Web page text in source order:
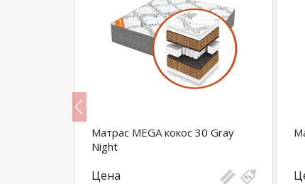
Матрас MEGA кокос 30 Gray
Night
Цена